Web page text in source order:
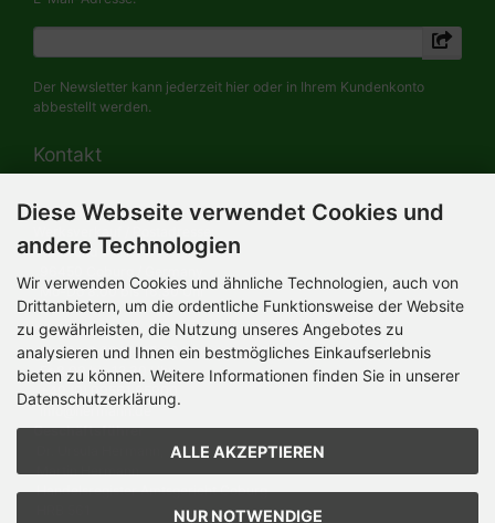
Der Newsletter kann jederzeit hier oder in Ihrem Kundenkonto
abbestellt werden.
Kontakt
HERMANN-Spielwaren GmbH
Werksverkauf / Postadresse:
Im Grund 9-11
Mo-Do 8.00 bis 16.30 Uhr
Bürozeiten:
Mo-Do 8.00 bis 16.30 Uhr
Fr 8.00 bis 12.30 Uhr
+49 (0) 09561 85900
info@hermann.de
Geschäftsführer
Martin Hermann
Handelsregister Amtsgericht Coburg
Diese Webseite verwendet Cookies und
andere Technologien
Wir verwenden Cookies und ähnliche Technologien, auch von
Drittanbietern, um die ordentliche Funktionsweise der Website
zu gewährleisten, die Nutzung unseres Angebotes zu
analysieren und Ihnen ein bestmögliches Einkaufserlebnis
bieten zu können. Weitere Informationen finden Sie in unserer
Datenschutzerklärung.
ALLE AKZEPTIEREN
NUR NOTWENDIGE